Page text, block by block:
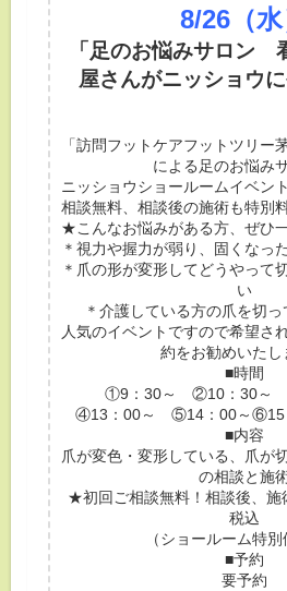
8/26 （水
「足のお悩みサロン
屋さんがニッショウに
「訪問フットケアフットツリー
による足のお悩み
ニッショウショールームイベン
相談無料、相談後の施術も特別
★こんなお悩みがある方、ぜひ
＊視力や握力が弱り、固くなっ
＊爪の形が変形してどうやって
い
＊介護している方の爪を切
人気のイベントですので希望さ
約をお勧めいたし
■時間
①9：30～ ②10：30～
④13：00～ ⑤14：00～
■内容
爪が変色・変形している、爪が
の相談と施
★初回ご相談無料！相談後、施
税込
（ショールーム特別
■予約
要予約